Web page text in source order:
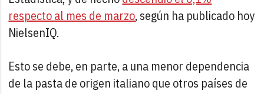
respecto al mes de marzo, según ha publicado hoy
NielsenIQ.
Esto se debe, en parte, a una menor dependencia
de la pasta de origen italiano que otros países de